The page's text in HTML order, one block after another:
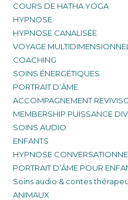
COURS DE HATHA YOGA
HYPNOSE
HYPNOSE CANALISÉE
VOYAGE MULTIDIMENSIONNEL
COACHING
SOINS ÉNERGÉTIQUES
PORTRAIT D’ÂME
ACCOMPAGNEMENT
MEMBERSHIP PUISSANCE
SOINS AUDIO
ENFANTS
HYPNOSE
PORTRAIT D’ÂME POUR
Soins audio & contes
ANIMAUX